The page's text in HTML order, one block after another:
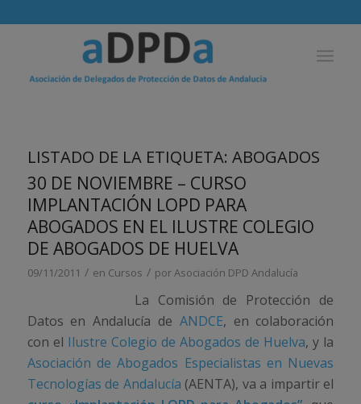
LISTADO DE LA ETIQUETA: ABOGADOS
30 DE NOVIEMBRE – CURSO
IMPLANTACIÓN LOPD PARA
ABOGADOS EN EL ILUSTRE COLEGIO
DE ABOGADOS DE HUELVA
09/11/2011 / en Cursos / porAsociación DPD Andalucía
La Comisión de Protección de
Datos en Andalucía de ANDCE, en colaboración
con el Ilustre Colegio de Abogados de Huelva, y la
Asociación de Abogados Especialistas en Nuevas
Tecnologías de Andalucía (AENTA), va a impartir el